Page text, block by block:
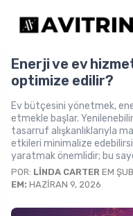
Enerji ve ev
optimize edilir?
Ev bütçesini yönetmek,
etmekle başlar. Yenilenebilir
tasarruf alışkanlıklarıyla
etkileri minimalize
yaratmak önemlidir; bu
POR: LINDA CARTER EM
EM: HAZIRAN 9, 2026